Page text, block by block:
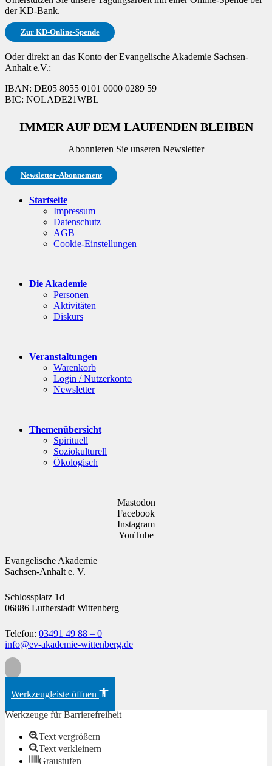
der KD-Bank.
Zur KD-Online-Spende
Oder direkt an das Konto der Evangelische Akademie Sachsen-
Anhalt e.V.:
IBAN: DE05 8055 0101 0000 0289 59
BIC: NOLADE21WBL
IMMER AUF DEM LAUFENDEN BLEIBEN
Abonnieren Sie unseren Newsletter
Newsletter-Abonnement
Startseite
Impressum
Datenschutz
AGB
Cookie-Einstellungen
Die Akademie
Personen
Aktivitäten
Diskurs
Veranstaltungen
Warenkorb
Login / Nutzerkonto
Newsletter
Themenübersicht
Spirituell
Soziokulturell
Ökologisch
Mastodon
Facebook
Instagram
YouTube
Evangelische Akademie
Sachsen-Anhalt e. V.
Schlossplatz 1d
06886 Lutherstadt Wittenberg
Telefon: 03491 49 88 – 0
info@ev-akademie-wittenberg.de
Werkzeugleiste öffnen
Werkzeuge für Barrierefreiheit
Text vergrößern
Text verkleinern
Graustufen